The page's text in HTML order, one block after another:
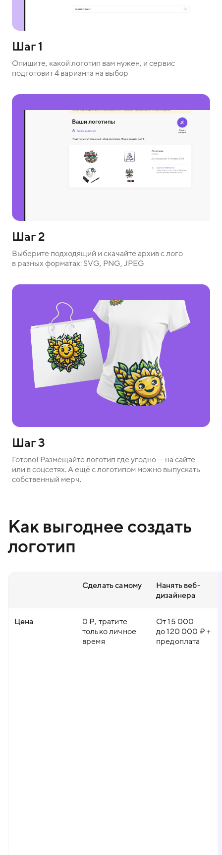
Шаг 1
Опишите, какой логотип вам нужен, и сервис
подготовит 4 варианта на выбор
Шаг 2
Выберите подходящий и скачайте архив с лого
в разных форматах: SVG, PNG, JPEG
Шаг 3
Готово! Размещайте логотип где угодно — на сайте
или в соцсетях. А ещё с логотипом можно выпускать
собственный мерч.
Как выгоднее создать
логотип
Сделать самому
Нанять веб-
дизайнера
Цена
0 ₽, тратите
только личное
время
От 15 000
до 120 000 ₽ +
предоплата